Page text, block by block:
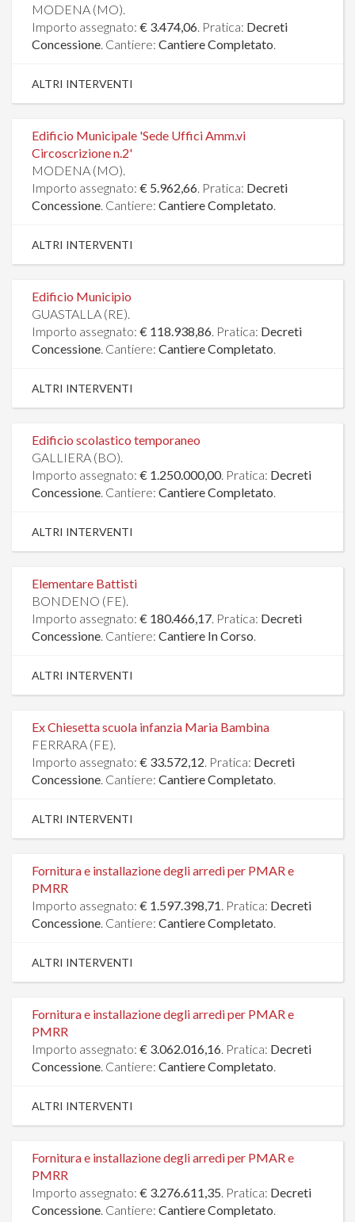
MODENA (MO).
Importo assegnato: € 3.474,06. Pratica: Decreti
Concessione. Cantiere: Cantiere Completato.
ALTRI INTERVENTI
Edificio Municipale 'Sede Uffici Amm.vi
Circoscrizione n.2'
MODENA (MO).
Importo assegnato: € 5.962,66. Pratica: Decreti
Concessione. Cantiere: Cantiere Completato.
ALTRI INTERVENTI
Edificio Municipio
GUASTALLA (RE).
Importo assegnato: € 118.938,86. Pratica: Decreti
Concessione. Cantiere: Cantiere Completato.
ALTRI INTERVENTI
Edificio scolastico temporaneo
GALLIERA (BO).
Importo assegnato: € 1.250.000,00. Pratica: Decreti
Concessione. Cantiere: Cantiere Completato.
ALTRI INTERVENTI
Elementare Battisti
BONDENO (FE).
Importo assegnato: € 180.466,17. Pratica: Decreti
Concessione. Cantiere: Cantiere In Corso.
ALTRI INTERVENTI
Ex Chiesetta scuola infanzia Maria Bambina
FERRARA (FE).
Importo assegnato: € 33.572,12. Pratica: Decreti
Concessione. Cantiere: Cantiere Completato.
ALTRI INTERVENTI
Fornitura e installazione degli arredi per PMAR e
PMRR
Importo assegnato: € 1.597.398,71. Pratica: Decreti
Concessione. Cantiere: Cantiere Completato.
ALTRI INTERVENTI
Fornitura e installazione degli arredi per PMAR e
PMRR
Importo assegnato: € 3.062.016,16. Pratica: Decreti
Concessione. Cantiere: Cantiere Completato.
ALTRI INTERVENTI
Fornitura e installazione degli arredi per PMAR e
PMRR
Importo assegnato: € 3.276.611,35. Pratica: Decreti
Concessione. Cantiere: Cantiere Completato.